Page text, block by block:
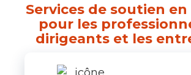
Services de soutien
pour les
dirigeants et les